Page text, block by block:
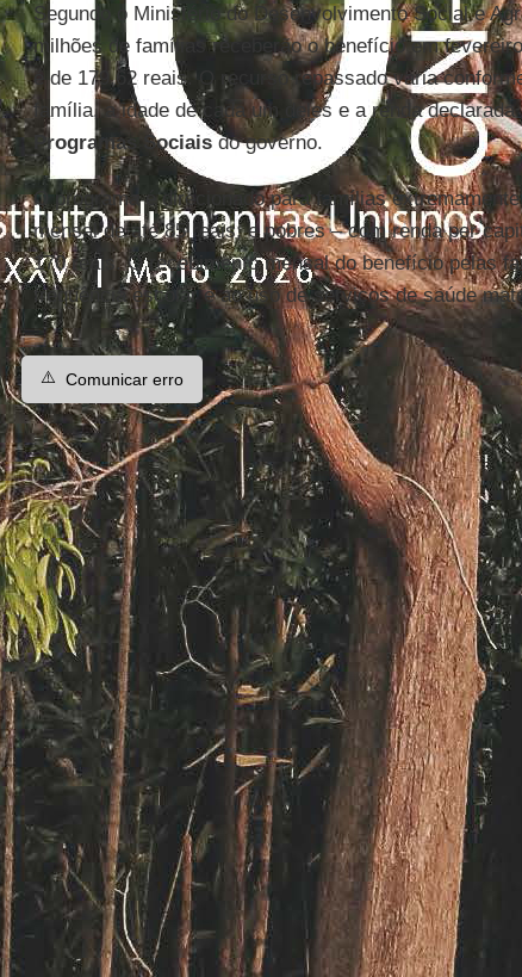
Segundo o Ministério do Desenvolvimento Social e
milhões de famílias receberão o benefício em
é de 179,62 reais. O recurso repassado varia
família, a idade de cada um deles e a renda
Programas Sociaisdo governo.
O programa é direcionado para famílias
mensal de até 85 reais; e pobres – com renda per
170 reais. O recebimento mensal do benefício pelas
frequência escolar e ao uso de serviços de saúde
⚠️ Comunicar erro